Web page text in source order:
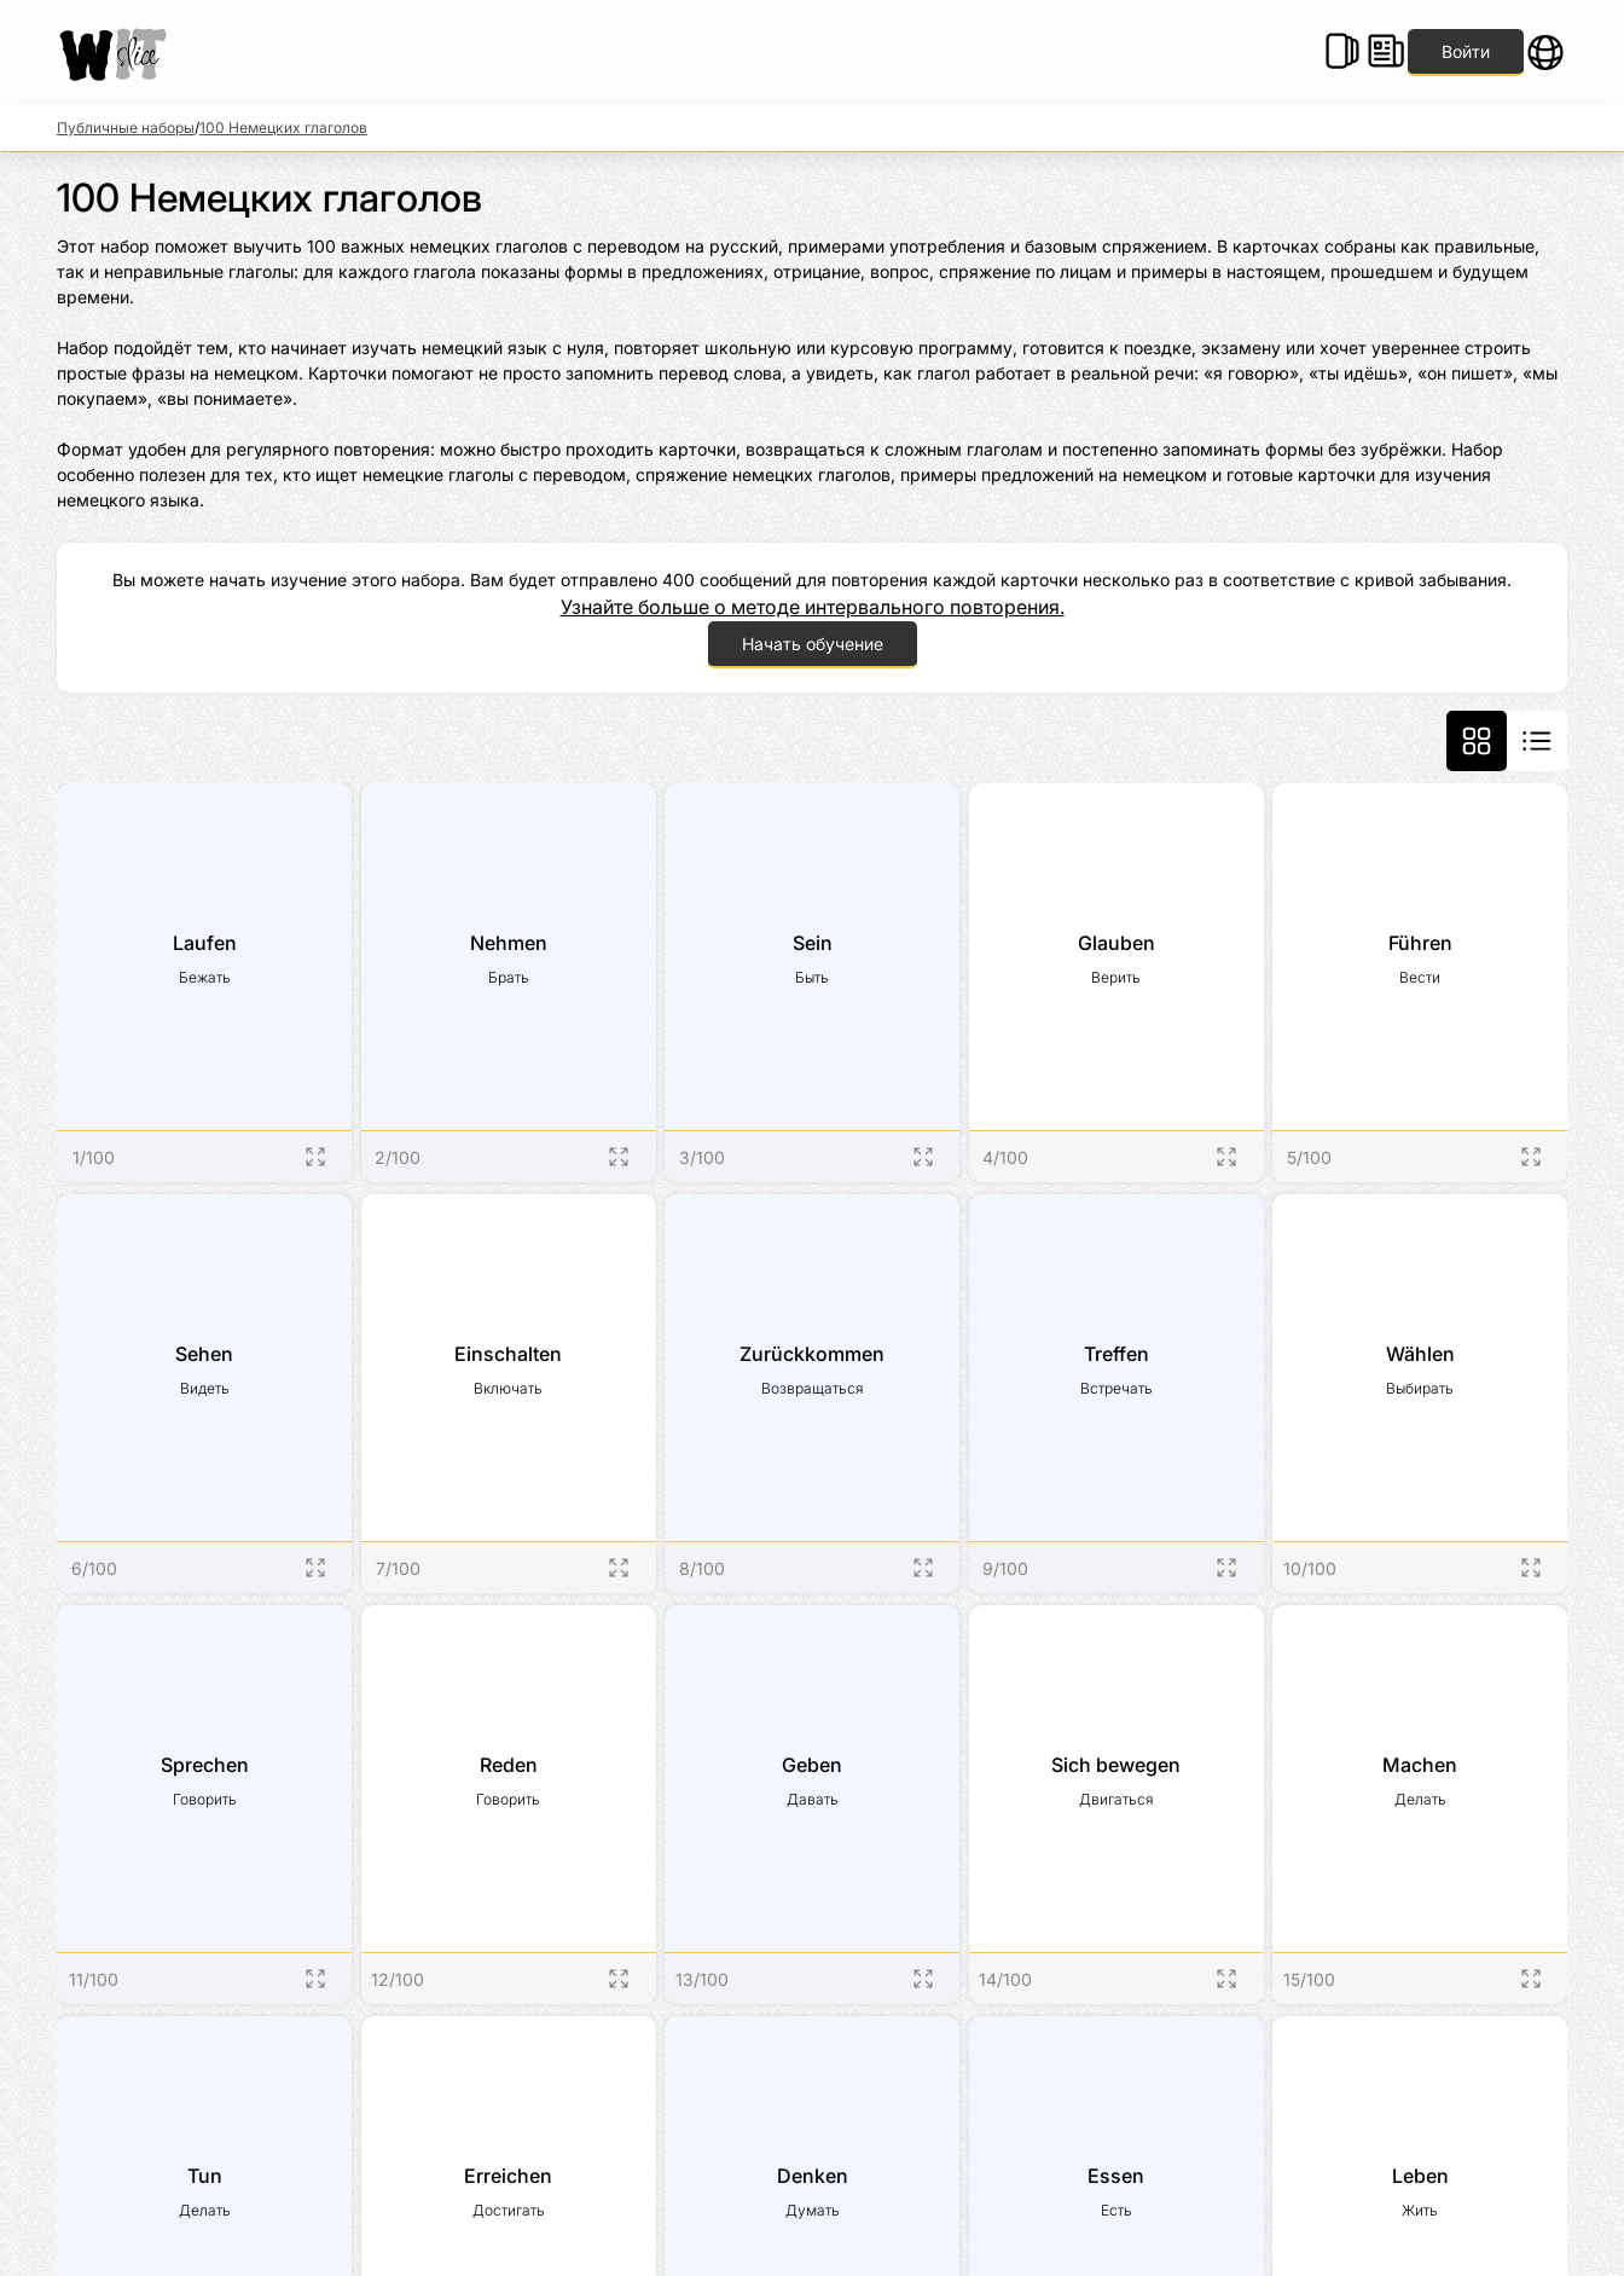
Войти
Публичные наборы/100 Немецких глаголов
100 Немецких глаголов
Этот набор поможет выучить 100 важных немецких глаголов с переводом на русский, примерами употребления и базовым спряжением. В карточках собраны как правильные,
так и неправильные глаголы: для каждого глагола показаны формы в предложениях, отрицание, вопрос, спряжение по лицам и примеры в настоящем, прошедшем и будущем
времени.
Набор подойдёт тем, кто начинает изучать немецкий язык с нуля, повторяет школьную или курсовую программу, готовится к поездке, экзамену или хочет увереннее строить
простые фразы на немецком. Карточки помогают не просто запомнить перевод слова, а увидеть, как глагол работает в реальной речи: «я говорю», «ты идёшь», «он пишет», «мы
покупаем», «вы понимаете».
Формат удобен для регулярного повторения: можно быстро проходить карточки, возвращаться к сложным глаголам и постепенно запоминать формы без зубрёжки. Набор
особенно полезен для тех, кто ищет немецкие глаголы с переводом, спряжение немецких глаголов, примеры предложений на немецком и готовые карточки для изучения
немецкого языка.
Вы можете начать изучение этого набора. Вам будет отправлено 400 сообщений для повторения каждой карточки несколько раз в соответствие с кривой забывания.
Узнайте больше о методе интервального повторения.
Начать обучение
Laufen
Бежать
1/100
Nehmen
Брать
2/100
Sein
Быть
3/100
Glauben
Верить
4/100
Führen
Вести
5/100
Sehen
Видеть
6/100
Einschalten
Включать
7/100
Zurückkommen
Возвращаться
8/100
Treffen
Встречать
9/100
Wählen
Выбирать
10/100
Sprechen
Говорить
11/100
Reden
Говорить
12/100
Geben
Давать
13/100
Sich bewegen
Двигаться
14/100
Machen
Делать
15/100
Tun
Делать
Erreichen
Достигать
Denken
Думать
Essen
Есть
Leben
Жить